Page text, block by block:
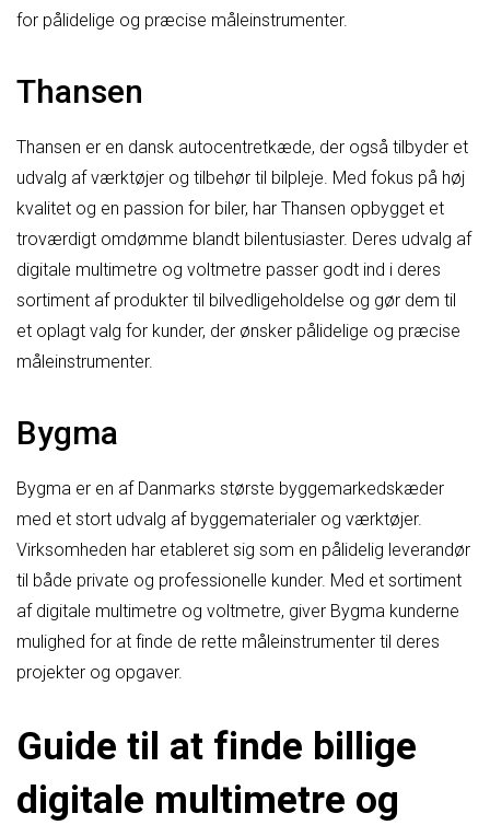
for pålidelige og præcise måleinstrumenter.
Thansen
Thansen er en dansk autocentretkæde, der også tilbyder et
udvalg af værktøjer og tilbehør til bilpleje. Med fokus på høj
kvalitet og en passion for biler, har Thansen opbygget et
troværdigt omdømme blandt bilentusiaster. Deres udvalg af
digitale multimetre og voltmetre passer godt ind i deres
sortiment af produkter til bilvedligeholdelse og gør dem til
et oplagt valg for kunder, der ønsker pålidelige og præcise
måleinstrumenter.
Bygma
Bygma er en af Danmarks største byggemarkedskæder
med et stort udvalg af byggematerialer og værktøjer.
Virksomheden har etableret sig som en pålidelig leverandør
til både private og professionelle kunder. Med et sortiment
af digitale multimetre og voltmetre, giver Bygma kunderne
mulighed for at finde de rette måleinstrumenter til deres
projekter og opgaver.
Guide til at finde billige
digitale multimetre og